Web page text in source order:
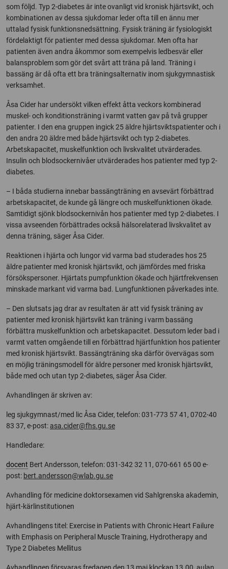
som följd. Typ 2-diabetes är inte ovanligt vid kronisk hjärtsvikt, och
kombinationen av dessa sjukdomar leder ofta till en ännu mer
uttalad fysisk funktionsnedsättning. Fysisk träning är fysiologiskt
fördelaktigt för patienter med dessa sjukdomar. Men ofta har
patienten även andra åkommor som exempelvis ledbesvär eller
balansproblem som gör det svårt att träna på land. Träning i
bassäng är då ofta ett bra träningsalternativ inom sjukgymnastisk
verksamhet.
Åsa Cider har undersökt vilken effekt åtta veckors kombinerad
muskel- och konditionsträning i varmt vatten gav på två grupper
patienter. I den ena gruppen ingick 25 äldre hjärtsviktspatienter och i
den andra 20 äldre med både hjärtsvikt och typ 2-diabetes.
Arbetskapacitet, muskelfunktion och livskvalitet utvärderades.
Insulin och blodsockernivåer utvärderades hos patienter med typ 2-
diabetes.
– I båda studierna innebar bassängträning en avsevärt förbättrad
arbetskapacitet, de kunde gå längre och muskelfunktionen ökade.
Samtidigt sjönk blodsockernivån hos patienter med typ 2-diabetes. I
vissa avseenden förbättrades också hälsorelaterad livskvalitet av
denna träning, säger Åsa Cider.
Reaktionen i hjärta och lungor vid varma bad studerades hos 25
äldre patienter med kronisk hjärtsvikt, och jämfördes med friska
försökspersoner. Hjärtats pumpfunktion ökade och hjärtfrekvensen
minskade markant vid varma bad. Lungfunktionen påverkades inte.
– Den slutsats jag drar av resultaten är att vid fysisk träning av
patienter med kronisk hjärtsvikt kan träning i varm bassäng
förbättra muskelfunktion och arbetskapacitet. Dessutom leder bad i
varmt vatten omgående till en förbättrad hjärtfunktion hos patienter
med kronisk hjärtsvikt. Bassängträning ska därför övervägas som
en möjlig träningsmodell för äldre personer med kronisk hjärtsvikt,
både med och utan typ 2-diabetes, säger Åsa Cider.
Avhandlingen är skriven av:
leg sjukgymnast/med lic Åsa Cider, telefon: 031-773 57 41, 0702-40
83 37, e-post:asa.cider@fhs.gu.se
Handledare:
docent Bert Andersson, telefon: 031-342 32 11, 070-661 65 00 e-
post: bert.andersson@wlab.gu.se
Avhandling för medicine doktorsexamen vid Sahlgrenska akademin,
hjärt-kärlinstitutionen
Avhandlingens titel: Exercise in Patients with Chronic Heart Failure
with Emphasis on Peripheral Muscle Training, Hydrotherapy and
Type 2 Diabetes Mellitus